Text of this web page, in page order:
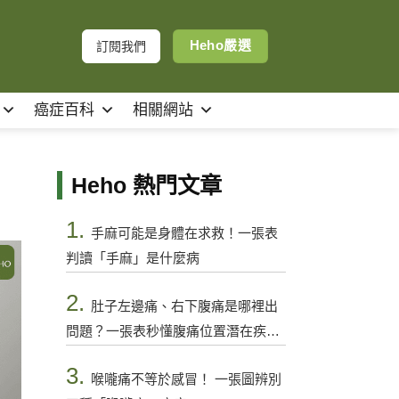
訂閱我們 Heho嚴選
癌症百科 相關網站
Heho 熱門文章
1. 手麻可能是身體在求救！一張表
判讀「手麻」是什麼病
2. 肚子左邊痛、右下腹痛是哪裡出
問題？一張表秒懂腹痛位置潛在疾病
3.
喉嚨痛不等於感冒！ 一張圖辨別